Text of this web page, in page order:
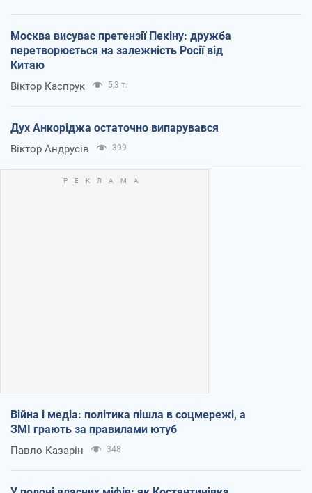
Москва висуває претензії Пекіну: дружба
перетворюється на залежність Росії від
Китаю
Віктор Каспрук 5,3 т.
Дух Анкоріджа остаточно випарувався
Віктор Андрусів 399
Війна і медіа: політика пішла в соцмережі, а
ЗМІ грають за правилами ютуб
Павло Казарін 348